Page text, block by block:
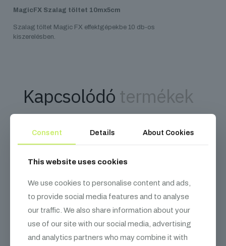
MagicFX Szalag töltet 10mx5cm
Szalag töltet Magic FX effektgépekbe 10 db-os
kiszerelésben.
Kapcsolódó termékek
Consent Details About Cookies
This website uses cookies
We use cookies to personalise content and ads,
to provide social media features and to analyse
our traffic. We also share information about your
use of our site with our social media, advertising
and analytics partners who may combine it with